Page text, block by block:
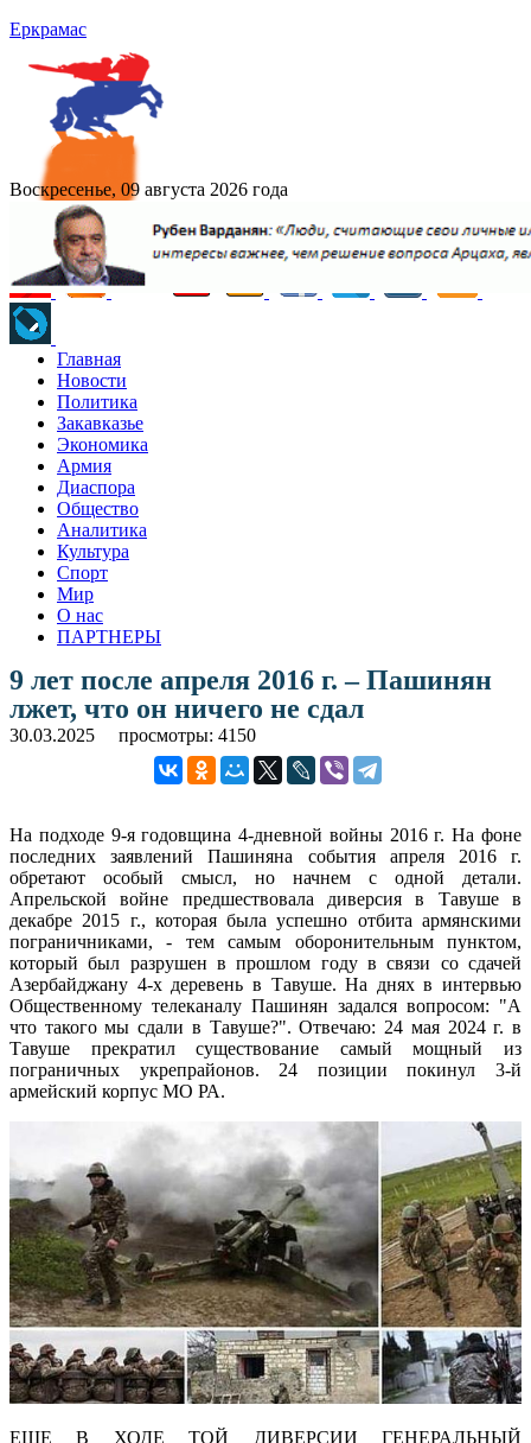
Еркрамас
Воскресенье, 09 августа 2026 года
Главная
Новости
Политика
Закавказье
Экономика
Армия
Диаспора
Общество
Аналитика
Культура
Спорт
Мир
О нас
ПАРТНЕРЫ
9 лет после апреля 2016 г. – Пашинян
лжет, что он ничего не сдал
30.03.2025 просмотры: 4150
На подходе 9-я годовщина 4-дневной войны 2016 г. На фоне
последних заявлений Пашиняна события апреля 2016 г.
обретают особый смысл, но начнем с одной детали.
Апрельской войне предшествовала диверсия в Тавуше в
декабре 2015 г., которая была успешно отбита армянскими
пограничниками, - тем самым оборонительным пунктом,
который был разрушен в прошлом году в связи со сдачей
Азербайджану 4-х деревень в Тавуше. На днях в интервью
Общественному телеканалу Пашинян задался вопросом: "А
что такого мы сдали в Тавуше?". Отвечаю: 24 мая 2024 г. в
Тавуше прекратил существование самый мощный из
пограничных укрепрайонов. 24 позиции покинул 3-й
армейский корпус МО РА.
ЕЩЕ В ХОДЕ ТОЙ ДИВЕРСИИ ГЕНЕРАЛЬНЫЙ